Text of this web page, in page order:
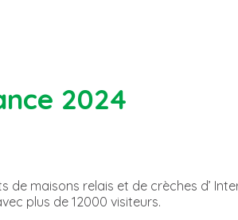
2024
de maisons relais et de crèches d’
plus de 12000 visiteurs.